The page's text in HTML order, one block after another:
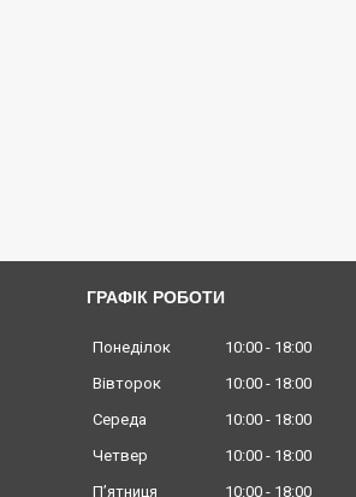
ГРАФІК РОБОТИ
Понеділок 10:00
18:00
Вівторок
10:00
18:00
Середа
10:00
18:00
Четвер
10:00
18:00
Пʼятниця
10:00 18:00